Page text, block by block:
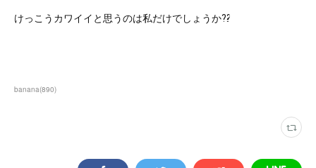
けっこうカワイイと思うのは私だけでしょうか⁇
banana(890)